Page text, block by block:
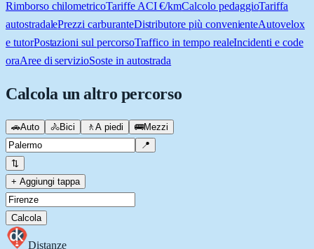
Rimborso chilometricoTariffe ACI €/kmCalcolo pedaggioTariffa
autostradalePrezzi carburanteDistributore più convenienteAutovelox
e tutorPostazioni sul percorsoTraffico in tempo realeIncidenti e code
oraAree di servizioSoste in autostrada
Calcola un altro percorso
🚗Auto 🚴Bici 🚶 A piedi 🚌Mezzi
📍
⇅
+ Aggiungi tappa
Calcola
Distanze